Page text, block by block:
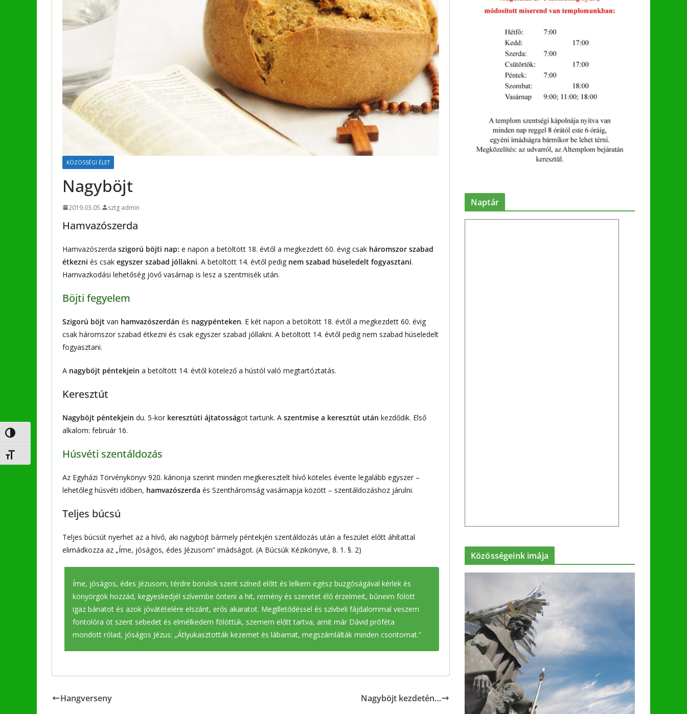
Nagy kontraszt váltása
Betűméret váltása
KÖZÖSSÉGI ÉLET
Nagyböjt
2019.03.05. sztg admin
Hamvazószerda
Hamvazószerda szigorú böjti nap: e napon a betöltött 18. évtől a megkezdett 60. évig csak háromszor szabad
étkezni és csak egyszer szabad jóllakni. A betöltött 14. évtől pedig nem szabad húseledelt fogyasztani.
Hamvazkodási lehetőség jövő vasárnap is lesz a szentmisék után.
Böjti fegyelem
Szigorú böjt van hamvazószerdán és nagypénteken. E két napon a betöltött 18. évtől a megkezdett 60. évig
csak háromszor szabad étkezni és csak egyszer szabad jóllakni. A betöltött 14. évtől pedig nem szabad húseledelt
fogyasztani.
A nagyböjt péntekjein a betöltött 14. évtől kötelező a hústól való megtartóztatás.
Keresztút
Nagyböjt péntekjein du. 5-kor keresztúti ájtatosságot tartunk. A szentmise a keresztút után kezdődik. Első
alkalom: február 16.
Húsvéti szentáldozás
Az Egyházi Törvénykönyv 920. kánonja szerint minden megkeresztelt hívő köteles évente legalább egyszer –
lehetőleg húsvéti időben, hamvazószerda és Szentháromság vasárnapja között – szentáldozáshoz járulni.
Teljes búcsú
Teljes búcsút nyerhet az a hívő, aki nagyböjt bármely péntekjén szentáldozás után a feszület előtt áhítattal
elimádkozza az „Íme, jóságos, édes Jézusom” imádságot. (A Búcsúk Kézikönyve, 8. 1. §. 2)
Íme, jóságos, édes Jézusom, térdre borulok szent színed előtt és lelkem egész buzgóságával kérlek és
könyörgök hozzád, kegyeskedjél szívembe önteni a hit, remény és szeretet élő érzelmeit, bűneim fölött
igaz bánatot és azok jóvátételére elszánt, erős akaratot. Megilletődéssel és szívbeli fájdalommal veszem
fontolóra öt szent sebedet és elmélkedem fölöttük, szemem előtt tartva, amit már Dávid próféta
mondott rólad, jóságos Jézus: „Átlyukasztották kezemet és lábamat, megszámlálták minden csontomat.”
Hangverseny Nagyböjt kezdetén…
Naptár
Közösségeink imája